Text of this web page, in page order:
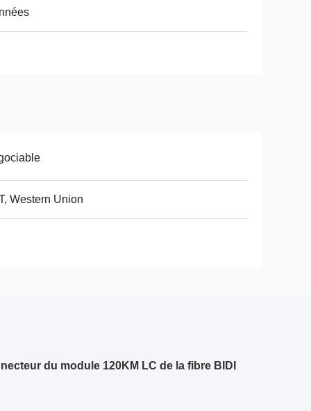
Western Union
du module 120KM LC de la fibre BIDI